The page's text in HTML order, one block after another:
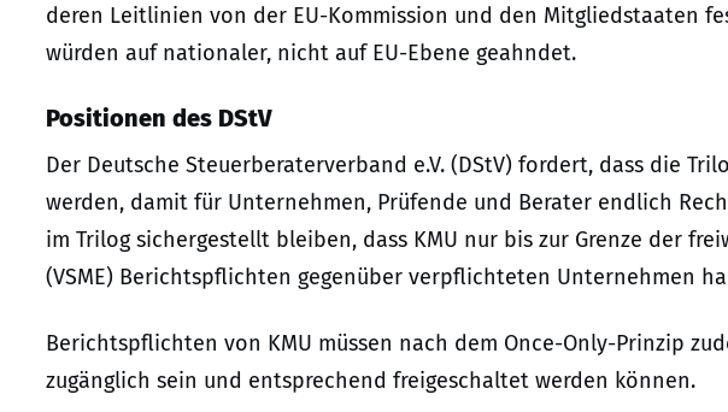
deren Leitlinien von der EU-Kommission und den Mitgliedstaaten
würden auf nationaler, nicht auf EU-Ebene geahndet.
Positionen des DStV
Der Deutsche Steuerberaterverband e.V. (DStV) fordert, dass die
werden, damit für Unternehmen, Prüfende und Berater endlich
im Trilog sichergestellt bleiben, dass KMU nur bis zur Grenze der
(VSME) Berichtspflichten gegenüber verpflichteten Unternehmen
Berichtspflichten von KMU müssen nach dem Once-Only-Prinzip
zugänglich sein und entsprechend freigeschaltet werden können.